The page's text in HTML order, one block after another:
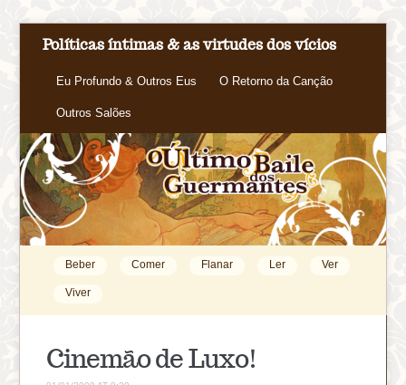
Políticas íntimas & as virtudes dos vícios
Eu Profundo & Outros Eus O Retorno da Canção
Outros Salões
Beber Comer Flanar Ler Ver
Viver
Cinemão de Luxo!